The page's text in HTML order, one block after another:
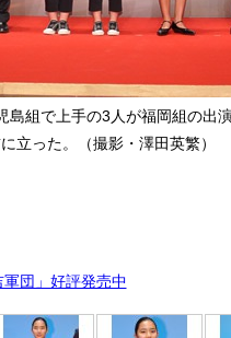
島組で上手の3人が福岡組の出
立った。（撮影・澤田英繁）
団」好評発売中